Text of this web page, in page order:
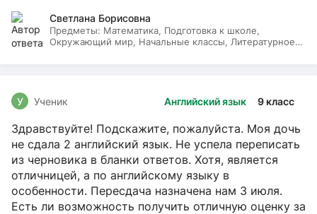
Светлана Борисовна
Предметы: Математика, Подготовка к школе,
Окружающий мир, Начальные классы, Литературное
Английский язык 9 класс
У Ученик
Здравствуйте! Подскажите, пожалуйста. Моя дочь
не сдала 2 английский язык. Не успела переписать
из черновика в бланки ответов. Хотя, является
отличницей, а по английскому языку в
особенности. Пересдача назначена нам 3 июля.
Есть ли возможность получить отличную оценку за